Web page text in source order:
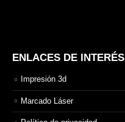
ENLACES DE INTERÉS
Impresión 3d
Marcado Láser